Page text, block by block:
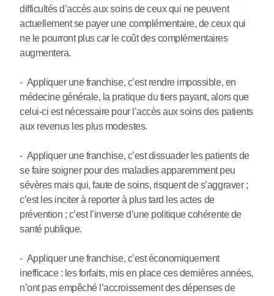
difficultés d’accès aux soins de ceux qui ne peuvent
actuellement se payer une complémentaire, de ceux qui
ne le pourront plus car le coût des complémentaires
augmentera.
- Appliquer une franchise, c’est rendre impossible, en
médecine générale, la pratique du tiers payant, alors que
celui-ci est nécessaire pour l’accès aux soins des patients
aux revenus les plus modestes.
- Appliquer une franchise, c’est dissuader les patients de
se faire soigner pour des maladies apparemment peu
sévères mais qui, faute de soins, risquent de s’aggraver ;
c’est les inciter à reporter à plus tard les actes de
prévention ; c’est l’inverse d’une politique cohérente de
santé publique.
- Appliquer une franchise, c’est économiquement
inefficace : les forfaits, mis en place ces dernières années,
n’ont pas empêché l’accroissement des dépenses de